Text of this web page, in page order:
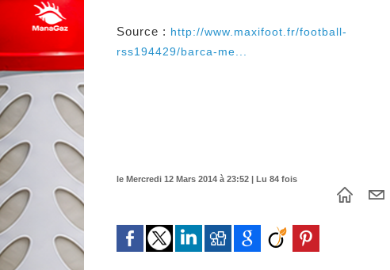
Source : http://www.maxifoot.fr/football-
rss194429/barca-me...
le Mercredi 12 Mars 2014 à 23:52 | Lu 84 fois